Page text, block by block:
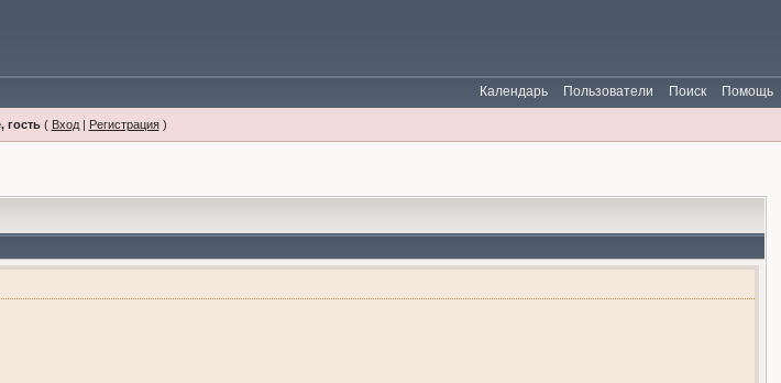
Помощь
Поиск
Пользователи
Календарь
гость( Вход| Регистрация)